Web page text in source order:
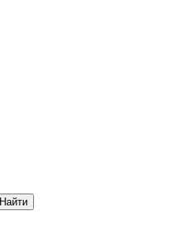
Найти